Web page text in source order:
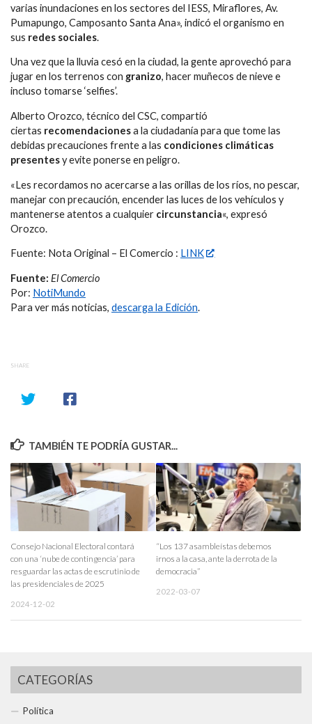
varias inundaciones en los sectores del IESS, Miraflores, Av.
Pumapungo, Camposanto Santa Ana», indicó el organismo en
sus redes sociales.
Una vez que la lluvia cesó en la ciudad, la gente aprovechó para
jugar en los terrenos con granizo, hacer muñecos de nieve e
incluso tomarse ‘selfies’.
Alberto Orozco, técnico del CSC, compartió
ciertas recomendacionesa la ciudadanía para que tome las
debidas precauciones frente a las condiciones climáticas
presentesy evite ponerse en peligro.
«Les recordamos no acercarse a las orillas de los ríos, no pescar,
manejar con precaución, encender las luces de los vehículos y
mantenerse atentos a cualquier circunstancia«, expresó
Orozco.
Fuente: Nota Original – El Comercio : LINK
Fuente: El Comercio
Por: NotiMundo
Para ver más noticias, descarga la Edición.
SHARE
TAMBIÉN TE PODRÍA GUSTAR...
Consejo Nacional Electoral contará
con una ‘nube de contingencia’ para
resguardar las actas de escrutinio de
las presidenciales de 2025
2024-12-02
“Los 137 asambleístas debemos
irnos a la casa, ante la derrota de la
democracia”
2022-03-07
CATEGORÍAS
Política